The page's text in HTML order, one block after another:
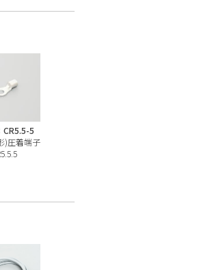
CR5.5-5
)圧着端子